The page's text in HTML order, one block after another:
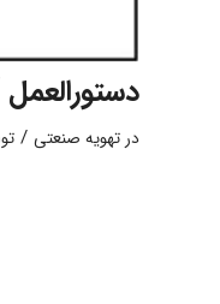
در تهویه صنعتی /